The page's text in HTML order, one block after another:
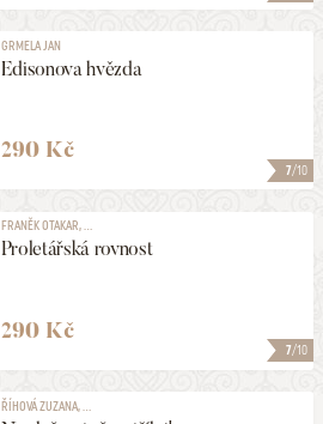
7/10
GRMELA JAN
Edisonova hvězda
290 Kč
7/10
FRANĚK OTAKAR, ...
Proletářská rovnost
290 Kč
ŘÍHOVÁ ZUZANA, ...